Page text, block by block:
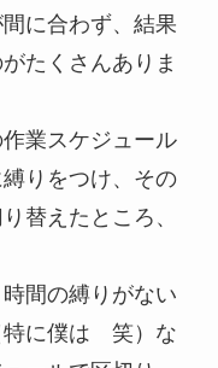
に合わず、結果
たくさんありま
業スケジュール
りをつけ、その
替えたところ、
間の縛りがない
特に僕は 笑）な